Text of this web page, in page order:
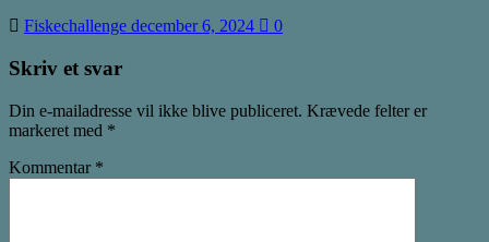
Fiskechallenge december 6, 2024 0
Skriv et svar
Din e-mailadresse vil ikke blive publiceret. Krævede felter er
markeret med *
Kommentar *